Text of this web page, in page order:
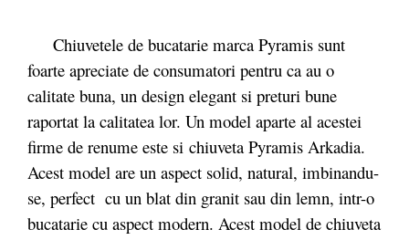
Chiuvetele de bucatarie marca Pyramis sunt
foarte apreciate de consumatori pentru ca au o
calitate buna, un design elegant si preturi bune
raportat la calitatea lor. Un model aparte al acestei
firme de renume este si chiuveta Pyramis Arkadia.
Acest model are un aspect solid, natural, imbinandu-
se, perfect cu un blat din granit sau din lemn, intr-o
bucatarie cu aspect modern. Acest model de chiuveta